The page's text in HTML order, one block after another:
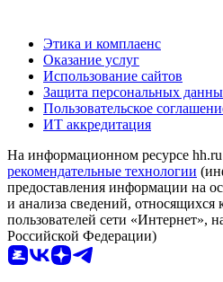
Этика и комплаенс
Оказание услуг
Использование сайтов
Защита персональных
Пользовательское
ИТ аккредитация
На информационном ресурсе hh.ru
рекомендательные технологии
предоставления информации на
и анализа сведений, относящихся
пользователей сети «Интернет»,
Российской Федерации)